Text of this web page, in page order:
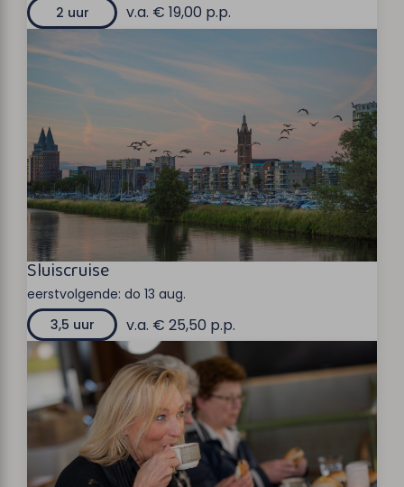
2 uur
v.a. € 19,00 p.p.
Sluiscruise
eerstvolgende: do 13 aug.
3,5 uur
v.a. € 25,50 p.p.